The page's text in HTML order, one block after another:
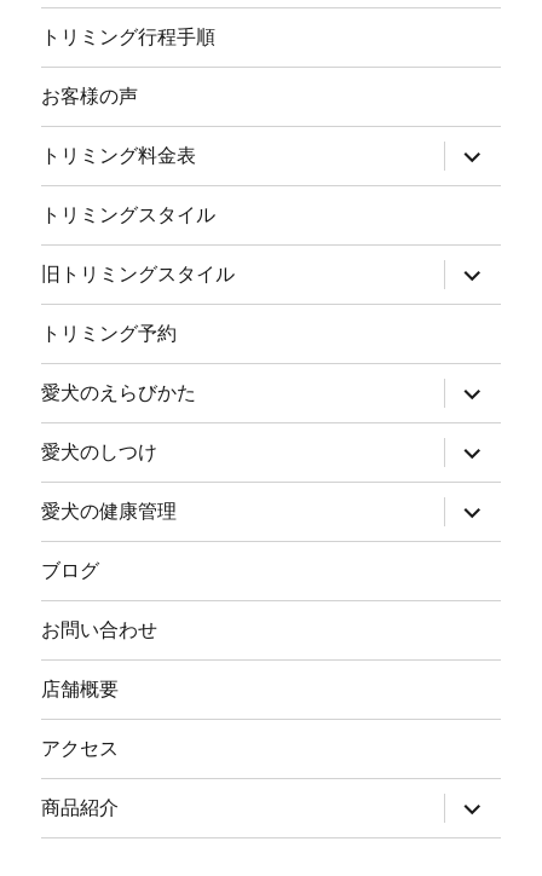
トリミング行程手順
お客様の声
トリミング料金表
サ
ブ
メ
ー
を
展
開
トリミングスタイル
旧トリミングスタイル
サ
ブ
メ
ー
を
展
開
トリミング予約
愛犬のえらびかた
サ
ブ
メ
ニ
ュ
ー
を
展
開
愛犬のしつけ
サ
ブ
メ
ニ
ュ
ー
開
愛犬の健康管理
サ
ブ
メ
ー
開
ブログ
お問い合わせ
店舗概要
アクセス
商品紹介
サ
ブ
メ